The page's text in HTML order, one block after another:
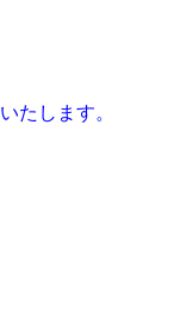
たします。